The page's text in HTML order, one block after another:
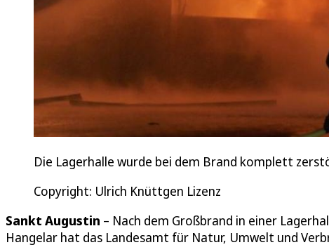
Die Lagerhalle wurde bei dem Brand komplett
Copyright: Ulrich Knüttgen Lizenz
Sankt Augustin – Nach dem Großbrand in einer
Hangelar hat das Landesamt für Natur, Umwelt und